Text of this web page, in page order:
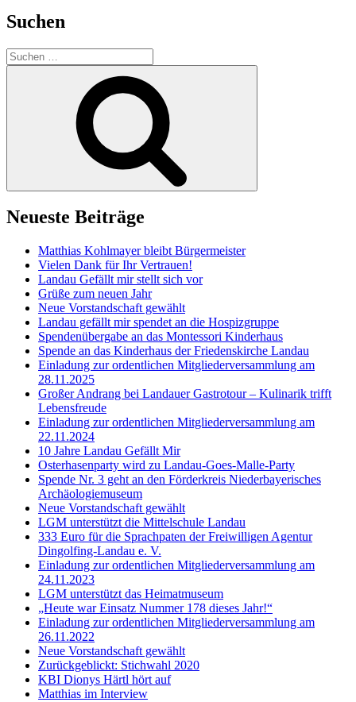
Suchen
Suchen
nach:
Neueste Beiträge
Matthias Kohlmayer bleibt Bürgermeister
Vielen Dank für Ihr Vertrauen!
Landau Gefällt mir stellt sich vor
Grüße zum neuen Jahr
Neue Vorstandschaft gewählt
Landau gefällt mir spendet an die Hospizgruppe
Spendenübergabe an das Montessori Kinderhaus
Spende an das Kinderhaus der Friedenskirche Landau
Einladung zur ordentlichen Mitgliederversammlung am
28.11.2025
Großer Andrang bei Landauer Gastrotour – Kulinarik trifft
Lebensfreude
Einladung zur ordentlichen Mitgliederversammlung am
22.11.2024
10 Jahre Landau Gefällt Mir
Osterhasenparty wird zu Landau-Goes-Malle-Party
Spende Nr. 3 geht an den Förderkreis Niederbayerisches
Archäologiemuseum
Neue Vorstandschaft gewählt
LGM unterstützt die Mittelschule Landau
333 Euro für die Sprachpaten der Freiwilligen Agentur
Dingolfing-Landau e. V.
Einladung zur ordentlichen Mitgliederversammlung am
24.11.2023
LGM unterstützt das Heimatmuseum
„Heute war Einsatz Nummer 178 dieses Jahr!“
Einladung zur ordentlichen Mitgliederversammlung am
26.11.2022
Neue Vorstandschaft gewählt
Zurückgeblickt: Stichwahl 2020
KBI Dionys Härtl hört auf
Matthias im Interview